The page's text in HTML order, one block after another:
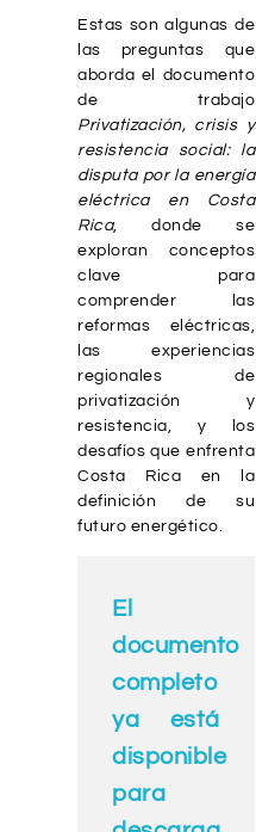
Estas son algunas de
las preguntas que
aborda el documento
de trabajo
Privatización, crisis y
resistencia social: la
disputa por la energía
eléctrica en Costa
Rica, donde se
exploran conceptos
clave para
comprender las
reformas eléctricas,
las experiencias
regionales de
privatización y
resistencia, y los
desafíos que enfrenta
Costa Rica en la
definición de su
futuro energético.
El
documento
completo
ya está
disponible
para